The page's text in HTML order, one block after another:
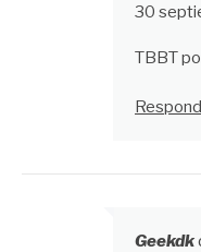
30
TBBT
Geekdk